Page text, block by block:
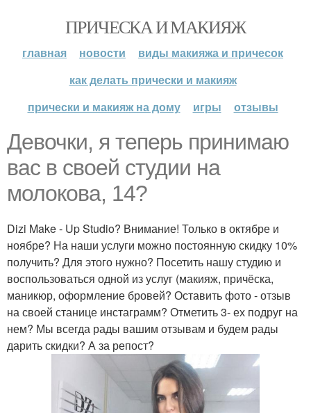
ПРИЧЕСКА И МАКИЯЖ
главная новости
виды макияжа и причесок
как делать прически и макияж
прически и макияж на дому
игры отзывы
Девочки, я теперь принимаю
вас в своей студии на
молокова, 14?
Dizi Make - Up Studio? Внимание! Только в октябре и
ноябре? На наши услуги можно постоянную скидку 10%
получить? Для этого нужно? Посетить нашу студию и
воспользоваться одной из услуг (макияж, причёска,
маникюр, оформление бровей? Оставить фото - отзыв
на своей станице инстаграмм? Отметить 3- ех подруг на
нем? Мы всегда рады вашим отзывам и будем рады
дарить скидки? А за репост?